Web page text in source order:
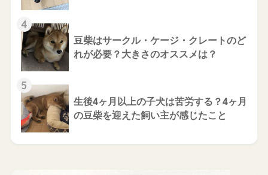
4
豆柴はサークル・ケージ・クレートのど
れが必要？大きさのオススメは？
5
生後4ヶ月以上の子犬は苦労する？4ヶ月
の豆柴を迎えた飼い主が感じたこと